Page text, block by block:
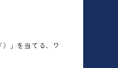
」を当てる、ワ